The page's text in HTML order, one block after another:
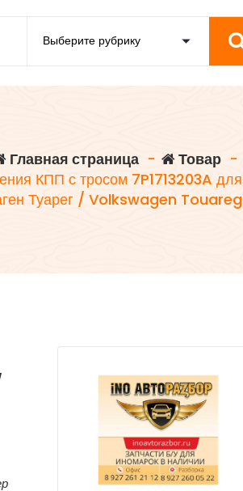
Главная страница - Товар -
КПП с тросом 7P1713203A для
Туарег / Volkswagen Touareg